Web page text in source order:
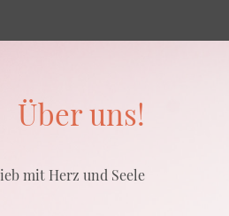
Über uns!
mit Herz und Seele